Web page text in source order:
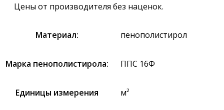
Цены от производителя без наценок.
Материал: пенополистирол
Марка пенополистирола: ППС 16Ф
Единицы измерения м²